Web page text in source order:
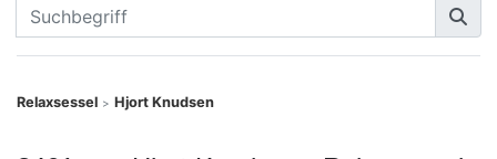
Relaxsessel > Hjort Knudsen
PREMIUM
Schnell